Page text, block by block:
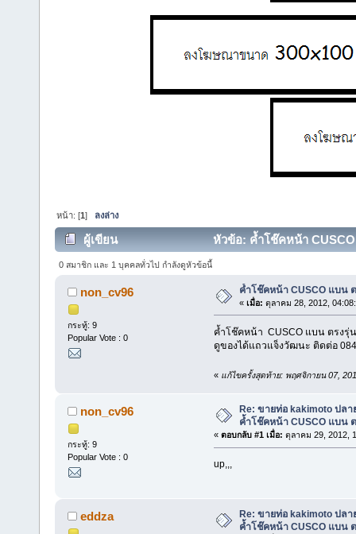
หน้า: [1] ลงล่าง
ผู้เขียน หัวข้อ: ค้ำโช๊คหน้า
0 สมาชิก และ 1 บุคคลทั่วไป กำลังดูหัวข้อนี้
non_cv96
กระทู้: 9
Popular Vote : 0
ค้ำโช๊คหน้า CUSCO แบน
« เมื่อ: ตุลาคม 28, 2012,
ค้ำโช๊คหน้า CUSCO แบน ตรงรุ่
ดูของได้แถวแจ็งวัฒนะ ติดต่อ
« แก้ไขครั้งสุดท้าย: พฤศจิกายน 07,
non_cv96
กระทู้: 9
Popular Vote : 0
Re: ขายท่อ kakimoto ปล
ค้ำโช๊คหน้า CUSCO แบน
« ตอบกลับ #1 เมื่อ: ตุลาคม 29, 2012,
up,,,
eddza
Re: ขายท่อ kakimoto ปล
ค้ำโช๊คหน้า CUSCO แบน